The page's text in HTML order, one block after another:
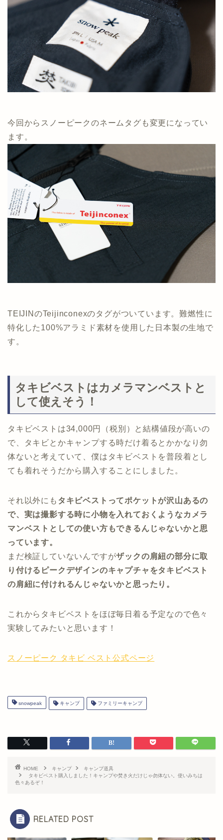
今回からスノーピークのネームタグも変更になってい
ます。
TEIJINのTeijinconexのタグがついています。難燃性に
特化した100%アラミド素材を使用した日本製の生地で
す。
タキビベストはカメラマンベストと
して使えそう！
タキビベストは34,000円（税別）と結構値段が高いの
で、タキビとかキャンプする時だけ着るとかかなり勿
体ないと考えていて、僕はタキビベストを普段着とし
ても着れそうだから購入することにしました。
それ以外にも タキビベストってポケットが沢山あるの
で、実は撮影する時に小物を入れておくようなカメラ
マンベストとしての使い方もできるんじゃないかと思
っています。
まだ検証していないんですがザックの肩紐の部分に取
り付けるピークデザインのキャプチャをタキビベスト
の肩紐に付けれるんじゃないかと思ったり。
これからタキビベストをほぼ毎日着る予定なので色々
実験してみたいと思います！
スノーピーク タキビ ベスト公式ページ
snowpeak キャンプ ファミリーキャンプ
HOME キャンプ
キャンプ道具
タキビベスト購入しました！キャンプや焚き火だけじゃ勿体ない。使いみちは
色々あるぞ！
RELATED POST